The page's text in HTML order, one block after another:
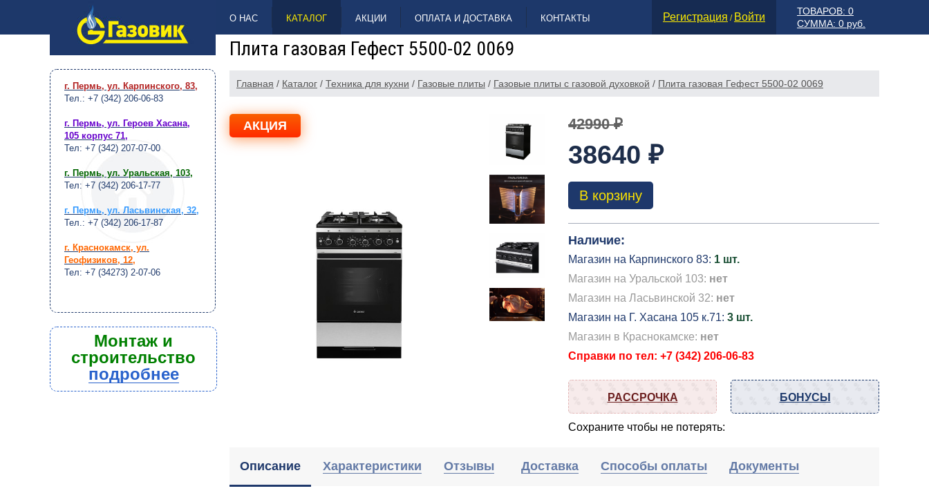
НАВЕРХ
О НАС КАТАЛОГ АКЦИИ ОПЛАТА И ДОСТАВКА КОНТАКТЫ
ТОВАРОВ: 0
СУММА: 0 руб.
Регистрация / Войти
Плита газовая Гефест 5500-02 0069
Главная / Каталог / Техника для кухни / Газовые плиты / Газовые плиты с газовой духовкой / Плита газовая Гефест 5500-02 0069
АКЦИЯ 42990 ₽
38640 ₽
В корзину
Наличие:
Магазин на Карпинского 83: 1 шт.
Магазин на Уральской 103: нет
Магазин на Ласьвинской 32: нет
Магазин на Г. Хасана 105 к.71: 3 шт.
Магазин в Краснокамске: нет
Справки по тел: +7 (342) 206-06-83
РАССРОЧКА БОНУСЫ
Сохраните чтобы не потерять:
Описание Характеристики Отзывы Доставка Способы оплаты Документы
г. Пермь, ул. Карпинского, 83,
Тел.: +7 (342) 206-06-83
г. Пермь, ул. Героев Хасана,
105 корпус 71,
Тел: +7 (342) 207-07-00
г. Пермь, ул. Уральская, 103,
Тел: +7 (342) 206-17-77
г. Пермь, ул. Ласьвинская, 32,
Тел.: +7 (342) 206-17-87
г. Краснокамск, ул.
Геофизиков, 12,
Тел: +7 (34273) 2-07-06
Монтаж и
строительство
подробнее